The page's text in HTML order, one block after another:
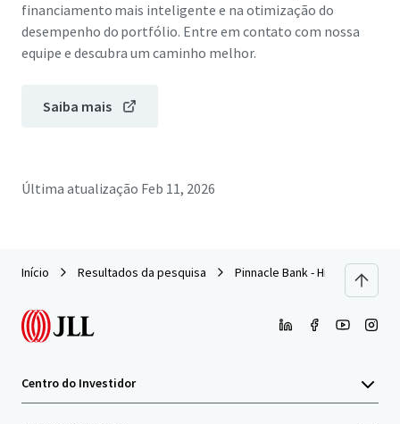
financiamento mais inteligente e na otimização do
desempenho do portfólio. Entre em contato com nossa
equipe e descubra um caminho melhor.
Saiba mais
Última atualização Feb 11, 2026
Início Resultados da pesquisa Pinnacle Bank - High Point, NC
Centro do Investidor